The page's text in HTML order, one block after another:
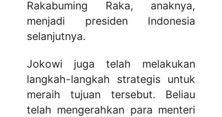
Rakabuming Raka, anaknya,
menjadi presiden Indonesia
selanjutnya.
Jokowi juga telah melakukan
langkah-langkah strategis untuk
meraih tujuan tersebut. Beliau
telah mengerahkan para menteri